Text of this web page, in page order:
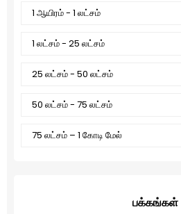
1 ஆயிரம் - 1 லட்சம்
1 லட்சம் - 25 லட்சம்
25 லட்சம் - 50 லட்சம்
50 லட்சம் - 75 லட்சம்
75 லட்சம் – 1 கோடி மேல்
பக்கங்கள்